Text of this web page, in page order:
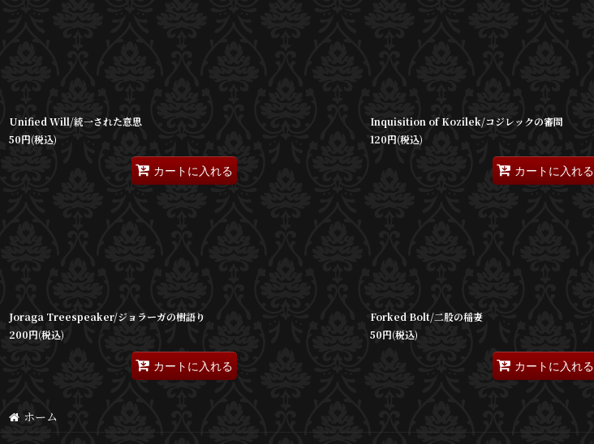
Unified Will/統一された意思
50円(税込)
カートに入れる
Inquisition of Kozilek/コジレックの審問
120円(税込)
カートに入れる
Joraga Treespeaker/ジョラーガの樹語り
200円(税込)
カートに入れる
Forked Bolt/二股の稲妻
50円(税込)
カートに入れる
ホーム